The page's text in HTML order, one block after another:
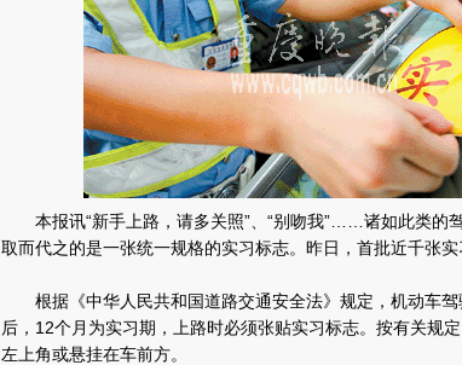
本报讯“新手上路，请多关照”、“别吻我”……诸如此类的驾
取而代之的是一张统一规格的实习标志。昨日，首批近千张实
根据《中华人民共和国道路交通安全法》规定，机动车驾
后，12个月为实习期，上路时必须张贴实习标志。按有关规
左上角或悬挂在车前方。